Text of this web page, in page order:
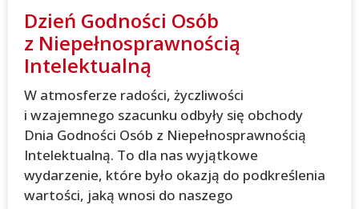
Dzień Godności Osób
z Niepełnosprawnością
Intelektualną
W atmosferze radości, życzliwości
i wzajemnego szacunku odbyły się obchody
Dnia Godności Osób z Niepełnosprawnością
Intelektualną. To dla nas wyjątkowe
wydarzenie, które było okazją do podkreślenia
wartości, jaką wnosi do naszego